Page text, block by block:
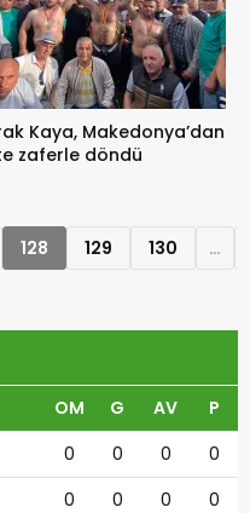
Kaya, Makedonya’dan
zaferle döndü
128 129 130 …
OM G AV
P
0 0 0
0
0 0 0
0